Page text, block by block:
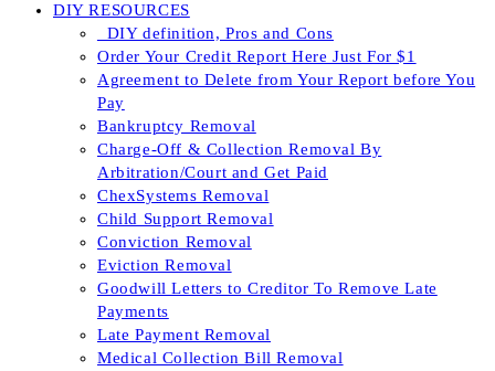
DIY RESOURCES
_DIY definition, Pros and Cons
Order Your Credit Report Here Just For $1
Agreement to Delete from Your Report before You
Pay
Bankruptcy Removal
Charge-Off & Collection Removal By
Arbitration/Court and Get Paid
ChexSystems Removal
Child Support Removal
Conviction Removal
Eviction Removal
Goodwill Letters to Creditor To Remove Late
Payments
Late Payment Removal
Medical Collection Bill Removal